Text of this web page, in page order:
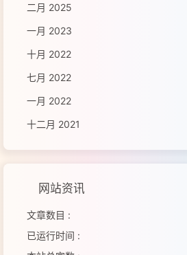
二月 2025
一月 2023
十月 2022
七月 2022
一月 2022
十二月 2021
网站资讯
文章数目 :
已运行时间 :